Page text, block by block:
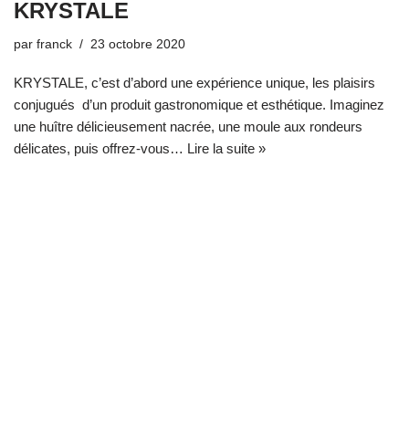
KRYSTALE
par franck 23 octobre 2020
KRYSTALE, c’est d’abord une expérience unique, les plaisirs
conjugués d’un produit gastronomique et esthétique. Imaginez
une huître délicieusement nacrée, une moule aux rondeurs
délicates, puis offrez-vous… Lire la suite »